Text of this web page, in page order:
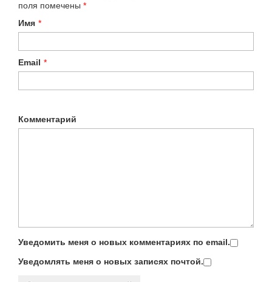
поля помечены *
Имя *
Email *
Комментарий
Уведомить меня о новых комментариях по email.
Уведомлять меня о новых записях почтой.